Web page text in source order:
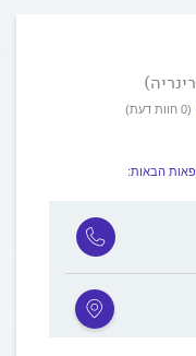
(0 חוות דעת)
הבאות: